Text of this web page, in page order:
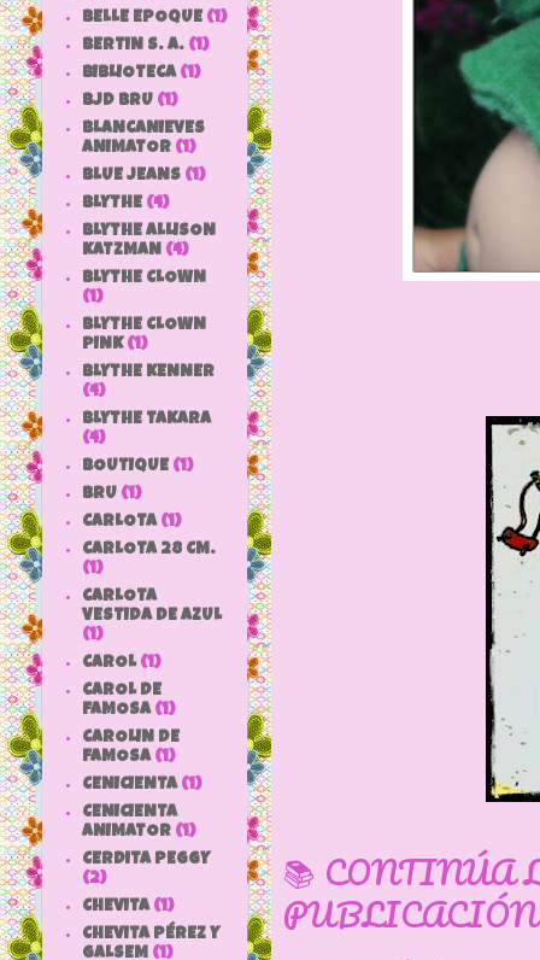
📚 CONTINÚA
BELLE EPOQUE (1)
BERTIN S. A. (1)
BIBLIOTECA (1)
BJD BRU (1)
BLANCANIEVES
ANIMATOR (1)
BLUE JEANS (1)
BLYTHE (4)
BLYTHE ALLISON
KATZMAN (4)
BLYTHE CLOWN
(1)
BLYTHE CLOWN
PINK (1)
BLYTHE KENNER
(4)
BLYTHE TAKARA
(4)
BOUTIQUE (1)
BRU (1)
CARLOTA (1)
CARLOTA 28 CM.
(1)
CARLOTA
VESTIDA DE AZUL
(1)
CAROL (1)
CAROL DE
FAMOSA (1)
CAROLIN DE
FAMOSA (1)
CENICIENTA (1)
CENICIENTA
ANIMATOR (1)
CERDITA PEGGY
(2)
CHEVITA (1)
CHEVITA PÉREZ Y
GALSEM (1)